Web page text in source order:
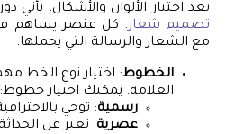
بعد اختيار الألوان والأشكال، يأتي
تصميم شعار. كل عنصر يساهم
مع الشعار والرسالة التي يحملها.
الخطوط: اختيار نوع الخط
العلامة. يمكنك اختيار خطوط:
رسمية: توحي
عصرية: تعبر عن